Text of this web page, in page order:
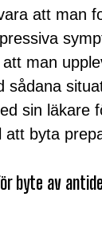
att man
att man
sådana
sin läkare
att byta
byte av